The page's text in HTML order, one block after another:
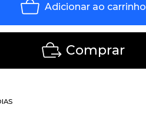
Adicionar ao carrinho
Comprar